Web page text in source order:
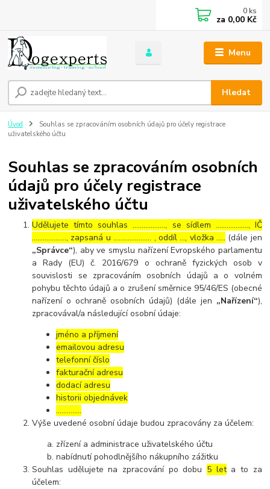
Menu
Hledat
0 ks
za 0,00 Kč
Úvod
Souhlas se zpracováním osobních údajů pro účely registrace
uživatelského účtu
Souhlas se zpracováním osobních
údajů pro účely registrace
uživatelského účtu
Udělujete tímto souhlas ……………..., se sídlem ………………, IČ
………………., zapsaná u ………………… , oddíl …, vložka ….. (dále jen
„Správce“), aby ve smyslu nařízení Evropského parlamentu
a Rady (EU) č. 2016/679 o ochraně fyzických osob v
souvislosti se zpracováním osobních údajů a o volném
pohybu těchto údajů a o zrušení směrnice 95/46/ES (obecné
nařízení o ochraně osobních údajů) (dále jen „Nařízení“),
zpracovával/a následující osobní údaje:
jméno a příjmení
emailovou adresu
telefonní číslo
fakturační adresu
dodací adresu
historii objednávek
…………..
Výše uvedené osobní údaje budou zpracovány za účelem:
zřízení a administrace uživatelského účtu
nabídnutí pohodlnějšího nákupního zážitku
Souhlas udělujete na zpracování po dobu 5 leta to za
účelem: